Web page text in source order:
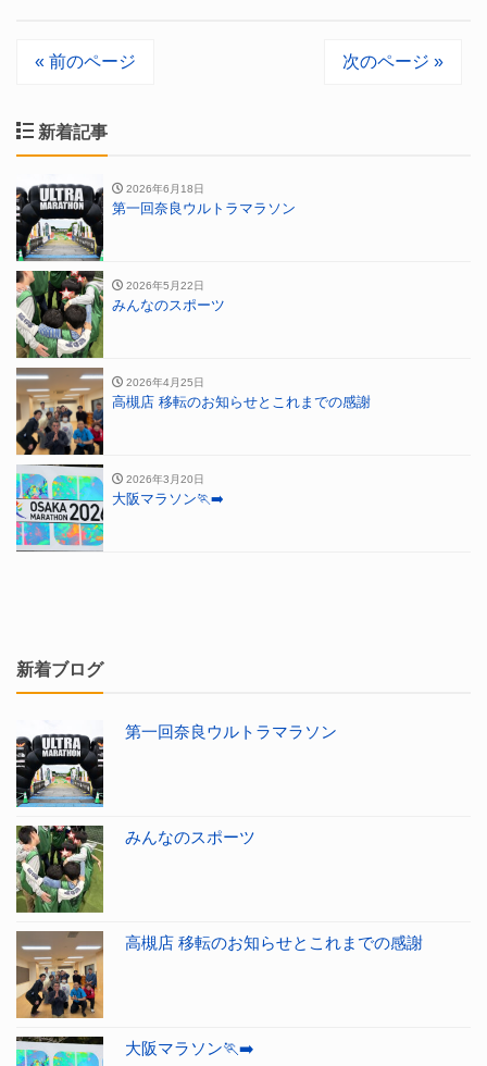
« 前のページ 次のページ »
新着記事
2026年6月18日
第一回奈良ウルトラマラソン
2026年5月22日
みんなのスポーツ
2026年4月25日
高槻店 移転のお知らせとこれまでの感謝
2026年3月20日
大阪マラソン🏃‍➡️
新着ブログ
第一回奈良ウルトラマラソン
みんなのスポーツ
高槻店 移転のお知らせとこれまでの感謝
大阪マラソン🏃‍➡️